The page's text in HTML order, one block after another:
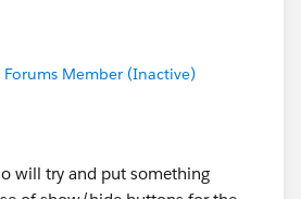
Member (Inactive)
will try and put something